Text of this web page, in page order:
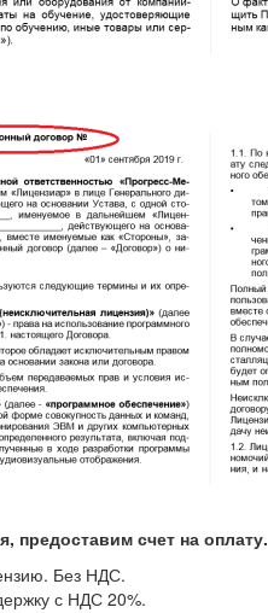
предоставим счет на оплату.
Без НДС.
с НДС 20%.